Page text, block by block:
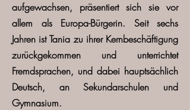
aufgewachsen, präsentiert sich sie vor
allem als Europa-Bürgerin. Seit sechs
Jahren ist Tania zu ihrer Kernbeschäftigung
zurückgekommen und unterrichtet
Fremdsprachen, und dabei hauptsächlich
Deutsch, an Sekundarschulen und
Gymnasium.